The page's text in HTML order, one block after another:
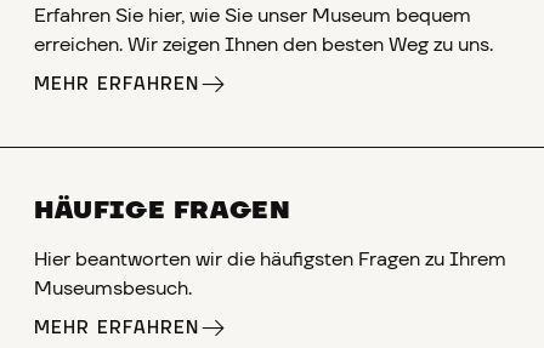
Erfahren Sie hier, wie Sie unser Museum bequem
erreichen. Wir zeigen Ihnen den besten Weg zu uns.
MEHR ERFAHREN
HÄUFIGE FRAGEN
Hier beantworten wir die häufigsten Fragen zu Ihrem
Museumsbesuch.
MEHR ERFAHREN